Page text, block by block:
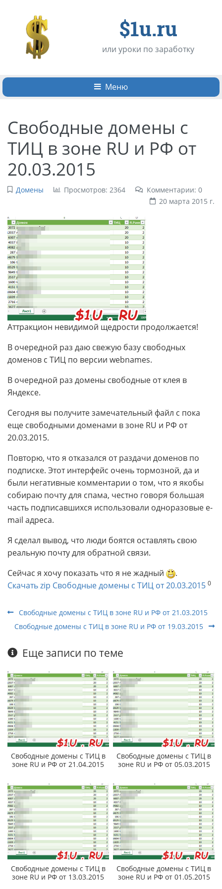
$1u.ru
или уроки по заработку
Меню
Свободные домены с
ТИЦ в зоне RU и РФ от
20.03.2015
Домены Просмотров: 2364
Комментарии: 0
20 марта 2015 г.
Аттракцион невидимой щедрости продолжается!
В очередной раз даю свежую базу свободных
доменов с ТИЦ по версии webnames.
В очередной раз домены свободные от клея в
Яндексе.
Сегодня вы получите замечательный файл с пока
еще свободными доменами в зоне RU и РФ от
20.03.2015.
Повторю, что я отказался от раздачи доменов по
подписке. Этот интерфейс очень тормозной, да и
были негативные комментарии о том, что я якобы
собираю почту для спама, честно говоря большая
часть подписавшихся использовали одноразовые e-
mail адреса.
Я сделал вывод, что люди боятся оставлять свою
реальную почту для обратной связи.
Сейчас я хочу показать что я не жадный
.
Скачать zip Свободные домены с ТИЦ от 20.03.2015 0
Свободные домены с ТИЦ в зоне RU и РФ от 21.03.2015
Свободные домены с ТИЦ в зоне RU и РФ от 19.03.2015
Еще записи по теме
Свободные домены с ТИЦ в
зоне RU и РФ от 21.04.2015
Свободные домены с ТИЦ в
зоне RU и РФ от 05.03.2015
Свободные домены с ТИЦ в
зоне RU и РФ от 13.03.2015
Свободные домены с ТИЦ в
зоне RU и РФ от 01.05.2015